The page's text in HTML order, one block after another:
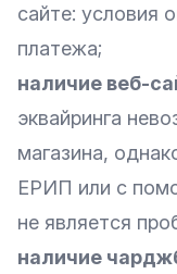
сайте: условия
платежа;
наличие веб-
эквайринга
магазина,
ЕРИП или с
не является
наличие